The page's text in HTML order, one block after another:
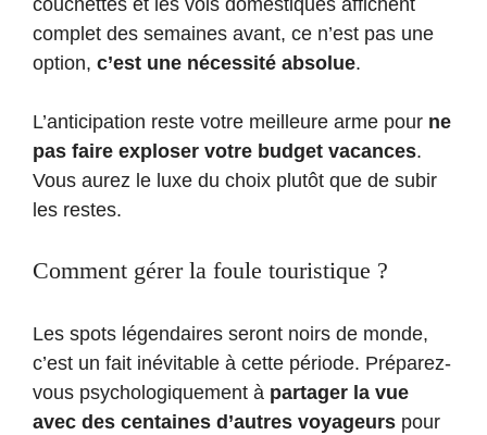
couchettes et les vols domestiques affichent
complet des semaines avant, ce n’est pas une
option, c’est une nécessité absolue.
L’anticipation reste votre meilleure arme pour ne
pas faire exploser votre budget vacances.
Vous aurez le luxe du choix plutôt que de subir
les restes.
Comment gérer la foule touristique ?
Les spots légendaires seront noirs de monde,
c’est un fait inévitable à cette période. Préparez-
vous psychologiquement à partager la vue
avec des centaines d’autres voyageurs pour